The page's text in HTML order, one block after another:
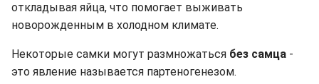
откладывая яйца, что помогает выживать
новорожденным в холодном климате.
Некоторые самки могут размножаться без самца -
это явление называется партеногенезом.